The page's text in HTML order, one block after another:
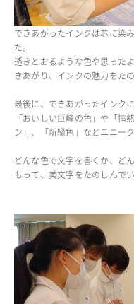
できあがったインクは芯に染
た。
透きとおるような色や思った
きあがり、インクの魅力をた
最後に、できあがったインク
「おいしい巨峰の色」や「情
ン」、「新緑色」などユニー
どんな色で文字を書くか、ど
もって、美文字をたのしんで